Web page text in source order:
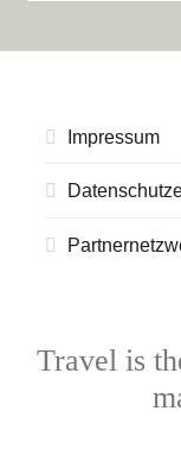
Impressum
Travel is